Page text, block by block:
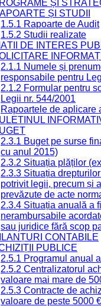
ȘI
ȘI STUDII
1.5.1 Rapoarte de Audit
1.5.2 Studii realizate
DE INTERES
INFORMAȚII
2.1.1 Numele și
responsabile pentru
2.1.2 Formular pentru
Legii nr. 544/2001
Rapoartele de aplicare
2.3.1 Buget pe surse
cu anul 2015)
2.3.2 Situația plăților
2.3.3 Situația
potrivit legii, precum și
prevăzute de acte
2.3.4 Situația anuală a
nerambursabile
sau juridice fără scop
CONTABILE
PUBLICE
2.5.1 Programul anual
2.5.2 Centralizatorul
valoare mai mare de
2.5.3 Contracte de
valoare de peste 5000 €